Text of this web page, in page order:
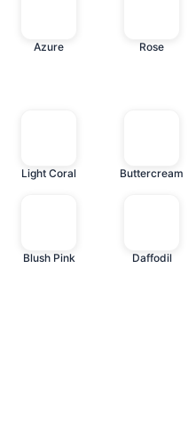
Azure Rose
Light Coral Buttercream
Blush Pink Daffodil